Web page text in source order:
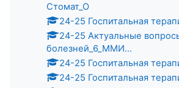
Стомат_О
24-25 Госпитальная
24-25 Актуальные
болезней_6_ММИ...
24-25 Госпитальная
24-25 Госпитальная